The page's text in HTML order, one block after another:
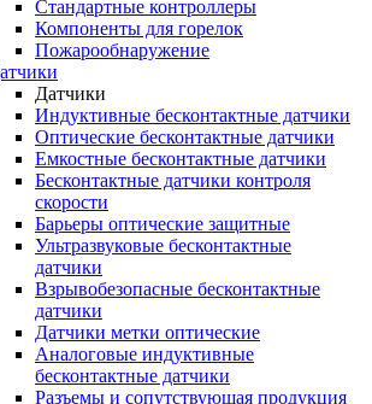
Стандартные контроллеры
Компоненты для горелок
Пожарообнаружение
Датчики
Индуктивные бесконтактные датчики
Оптические бесконтактные датчики
Емкостные бесконтактные датчики
Бесконтактные датчики контроля
скорости
Барьеры оптические защитные
Ультразвуковые бесконтактные
датчики
Взрывобезопасные бесконтактные
датчики
Датчики метки оптические
Аналоговые индуктивные
бесконтактные датчики
Разъемы и сопутствующая продукция